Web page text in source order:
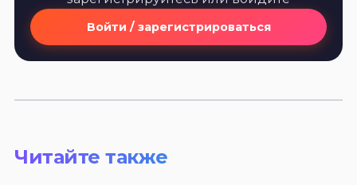
Войти / зарегистрироваться
Читайте также